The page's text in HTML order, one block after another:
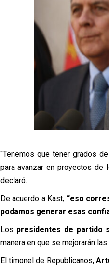
“Tenemos que tener grados
para avanzar en proyectos de
declaró.
De acuerdo a Kast, “eso
podamos generar esas
Los presidentes de partido
manera en que se mejorarán
El timonel de Republicanos,